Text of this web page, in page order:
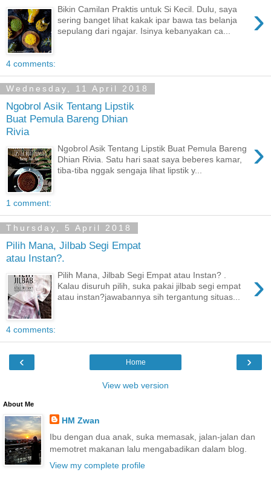
›
Bikin Camilan Praktis untuk Si Kecil. Dulu, saya
sering banget lihat kakak ipar bawa tas belanja
sepulang dari ngajar. Isinya kebanyakan ca...
4 comments:
Wednesday, 11 April 2018
Ngobrol Asik Tentang Lipstik
Buat Pemula Bareng Dhian
Rivia
›
Ngobrol Asik Tentang Lipstik Buat Pemula Bareng
Dhian Rivia. Satu hari saat saya beberes kamar,
tiba-tiba nggak sengaja lihat lipstik y...
1 comment:
Thursday, 5 April 2018
Pilih Mana, Jilbab Segi Empat
atau Instan?.
›
Pilih Mana, Jilbab Segi Empat atau Instan? .
Kalau disuruh pilih, suka pakai jilbab segi empat
atau instan?jawabannya sih tergantung situas...
4 comments:
‹ ›
Home
View web version
About Me
HM Zwan
Ibu dengan dua anak, suka memasak, jalan-jalan dan
memotret makanan lalu mengabadikan dalam blog.
View my complete profile